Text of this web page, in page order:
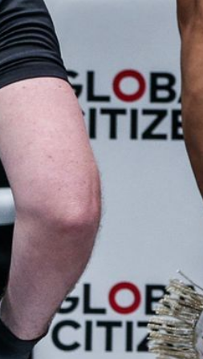
対戦相手
をゲット
ンシップとどこでも一緒！
ントの最高の席をゲットす